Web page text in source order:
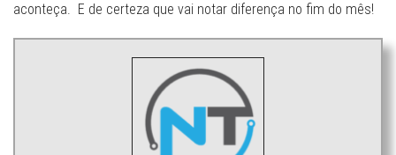
aconteça. E de certeza que vai notar diferença no fim do mês!